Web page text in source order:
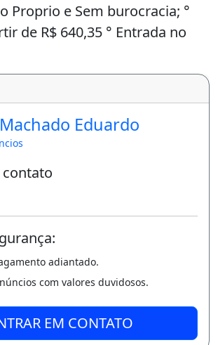
Proprio e Sem burocracia; °
de R$ 640,35 ° Entrada no
no Whatsapp: (8
3 5 Creci 20151j LOTEMAIS.
Eduardo
contato
adiantado.
com valores duvidosos.
EM CONTATO